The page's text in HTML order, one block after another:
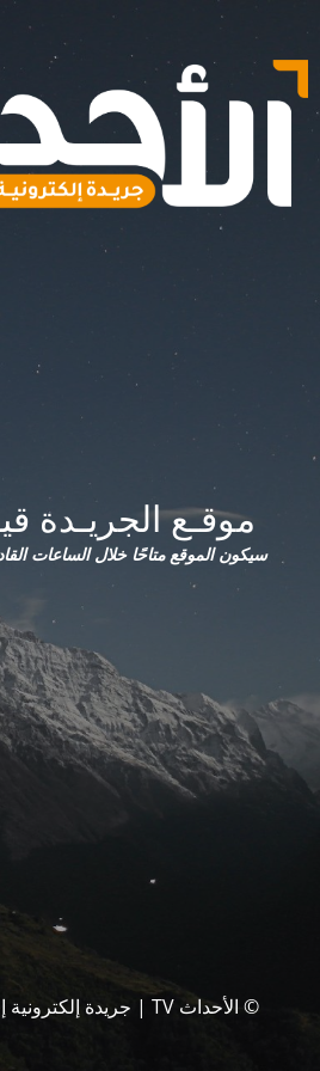
موقـع الجريـدة
سيكون الموقع متاحًا خلال الساعات
© الأحداث TV | جريدة إلكترونية إخبارية مغربية 2026